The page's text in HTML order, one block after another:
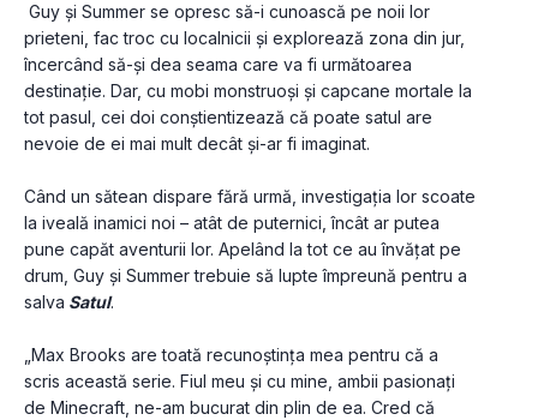
Guy și Summer se opresc să-i cunoască pe noii lor
prieteni, fac troc cu localnicii și explorează zona din jur,
încercând să-și dea seama care va fi următoarea
destinație. Dar, cu mobi monstruoși și capcane mortale la
tot pasul, cei doi conștientizează că poate satul are
nevoie de ei mai mult decât și-ar fi imaginat.
Când un sătean dispare fără urmă, investigația lor scoate
la iveală inamici noi – atât de puternici, încât ar putea
pune capăt aventurii lor. Apelând la tot ce au învățat pe
drum, Guy și Summer trebuie să lupte împreună pentru a
salva Satul.
„Max Brooks are toată recunoștința mea pentru că a
scris această serie. Fiul meu și cu mine, ambii pasionați
de Minecraft, ne-am bucurat din plin de ea. Cred că